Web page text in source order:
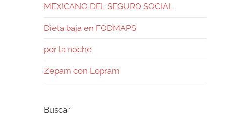
MEXICANO DEL SEGURO SOCIAL
Dieta baja en FODMAPS
por la noche
Zepam con Lopram
Buscar